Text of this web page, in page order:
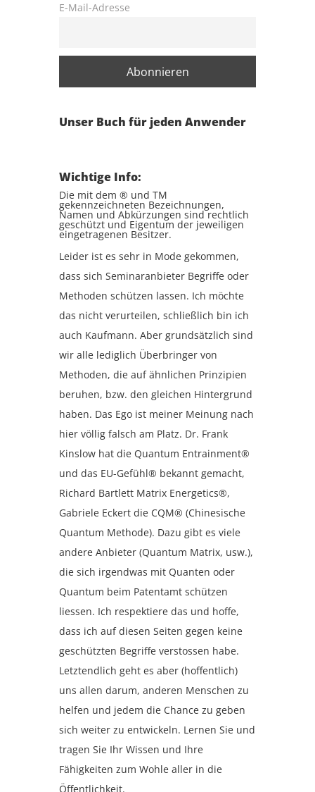
E-Mail-Adresse
Unser Buch für jeden Anwender
Wichtige Info:
Die mit dem ® und TM
gekennzeichneten Bezeichnungen,
Namen und Abkürzungen sind rechtlich
geschützt und Eigentum der jeweiligen
eingetragenen Besitzer.
Leider ist es sehr in Mode gekommen,
dass sich Seminaranbieter Begriffe oder
Methoden schützen lassen. Ich möchte
das nicht verurteilen, schließlich bin ich
auch Kaufmann. Aber grundsätzlich sind
wir alle lediglich Überbringer von
Methoden, die auf ähnlichen Prinzipien
beruhen, bzw. den gleichen Hintergrund
haben. Das Ego ist meiner Meinung nach
hier völlig falsch am Platz. Dr. Frank
Kinslow hat die Quantum Entrainment®
und das EU-Gefühl® bekannt gemacht,
Richard Bartlett Matrix Energetics®,
Gabriele Eckert die CQM® (Chinesische
Quantum Methode). Dazu gibt es viele
andere Anbieter (Quantum Matrix, usw.),
die sich irgendwas mit Quanten oder
Quantum beim Patentamt schützen
liessen. Ich respektiere das und hoffe,
dass ich auf diesen Seiten gegen keine
geschützten Begriffe verstossen habe.
Letztendlich geht es aber (hoffentlich)
uns allen darum, anderen Menschen zu
helfen und jedem die Chance zu geben
sich weiter zu entwickeln. Lernen Sie und
tragen Sie Ihr Wissen und Ihre
Fähigkeiten zum Wohle aller in die
Öffentlichkeit.